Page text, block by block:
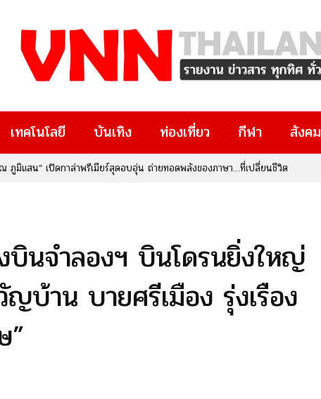
เทคโนโลยี บันเทิง ท่องเที่ยว กีฬา สังคม
ณ ภูมิแสน” เปิดกาล่าพรีเมียร์สุดอบอุ่น ถ่ายทอดพลังของภาษา…ที่เปลี่ยนชีวิต
บินจำลองฯ บินโดรนยิ่งใหญ่
บ้าน บายศรีเมือง รุ่งเรือง
”